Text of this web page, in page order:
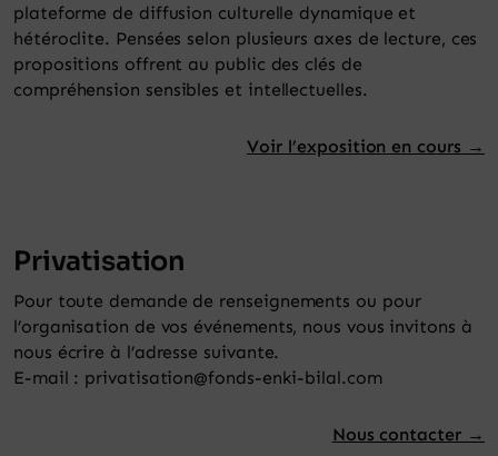
plateforme de diffusion culturelle dynamique et
hétéroclite. Pensées selon plusieurs axes de lecture, ces
propositions offrent au public des clés de
compréhension sensibles et intellectuelles.
Voir l’exposition en cours →
Privatisation
Pour toute demande de renseignements ou pour
l’organisation de vos événements, nous vous invitons à
nous écrire à l’adresse suivante.
E-mail : privatisation@fonds-enki-bilal.com
Nous contacter →